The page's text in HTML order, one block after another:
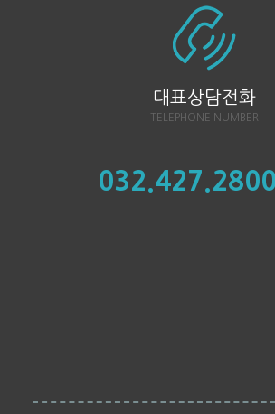
대표상담전화
TELEPHONE NUMBER